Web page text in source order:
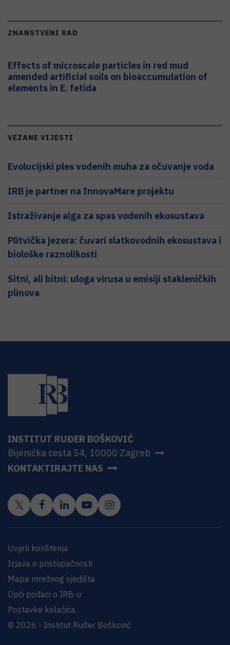
ZNANSTVENI RAD
Effects of microscale particles in red mud
amended artificial soils on bioaccumulation of
elements in E. fetida
VEZANE VIJESTI
Evolucijski ples vodenih muha za očuvanje voda
IRB je partner na InnovaMare projektu
Istraživanje alga za spas vodenih ekosustava
Plitvička jezera: čuvari slatkovodnih ekosustava i
biološke raznolikosti
Sitni, ali bitni: uloga virusa u emisiji stakleničkih
plinova
INSTITUT RUĐER BOŠKOVIĆ
Bijenička cesta 54, 10000 Zagreb
KONTAKTIRAJTE NAS
Uvjeti korištenja
Izjava o pristupačnosti
Mapa mrežnog sjedišta
Opći podaci o IRB-u
Postavke kolačića
© 2026 - Institut Ruđer Bošković